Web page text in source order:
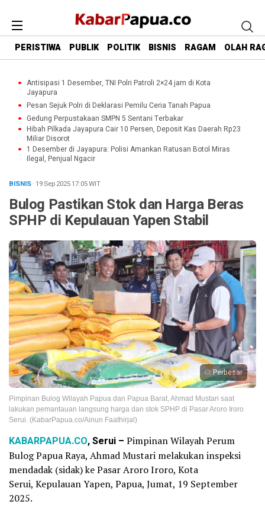
PERISTIWA PUBLIK POLITIK BISNIS RAGAM OLAH
Antisipasi 1 Desember, TNI Polri Patroli 2×24 jam di Kota
Jayapura
Pesan Sejuk Polri di Deklarasi Pemilu Ceria Tanah Papua
Gedung Perpustakaan SMPN 5 Sentani Terbakar
Hibah Pilkada Jayapura Cair 10 Persen, Deposit Kas Daerah Rp23
Miliar Disorot
1 Desember di Jayapura: Polisi Amankan Ratusan Botol Miras
Ilegal, Penjual Ngacir
BISNIS· 19 Sep 202517:05WIT
Bulog Pastikan Stok dan Harga Beras
SPHP di Kepulauan Yapen Stabil
Perbesar
Pimpinan Bulog Wilayah Papua dan Papua Barat, Ahmad Mustari saat
lakukan pemantauan langsung harga dan stok SPHP di Pasar Aroro Iroro
Serui. (KabarPapua.co/Ainun Faathirjal)
KABARPAPUA.CO, Serui – Pimpinan Wilayah Perum
Bulog Papua Raya, Ahmad Mustari melakukan inspeksi
mendadak (sidak) ke Pasar Aroro Iroro, Kota
Serui, Kepulauan Yapen, Papua, Jumat, 19 September
2025.